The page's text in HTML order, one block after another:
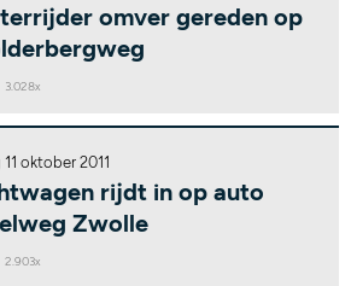
omver gereden op
3.028x
oktober 2011
rijdt in op auto
Zwolle
2.903x